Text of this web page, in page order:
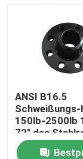
FLANSCH
Fitting
Fittings-Kappe
ANSI B16.5
Schweißungs-
150lb-2500lb
72" des
Flansch-WN